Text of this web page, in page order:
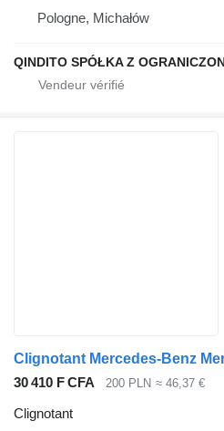
Pologne, Michałów
30 410 F CFA 200 PLN ≈ 46,37 €
Clignotant